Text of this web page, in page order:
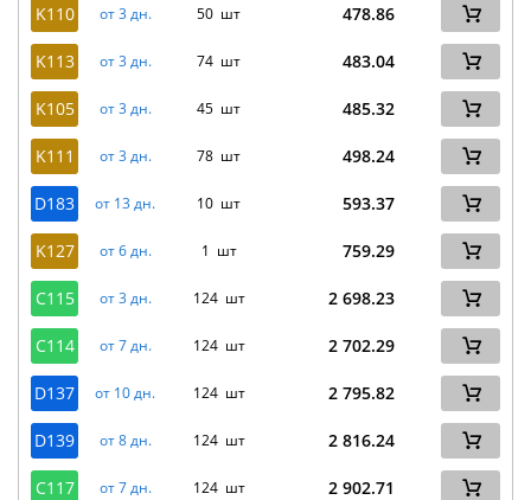
K110 от 3 дн. 50 шт 478.86
K113 от 3 дн. 74 шт 483.04
K105 от 3 дн. 45 шт 485.32
K111 от 3 дн. 78 шт 498.24
D183 от 13 дн. 10 шт 593.37
K127 от 6 дн. 1 шт 759.29
C115 от 3 дн. 124 шт 2 698.23
C114 от 7 дн. 124 шт 2 702.29
D137 от 10 дн. 124 шт 2 795.82
D139 от 8 дн. 124 шт 2 816.24
C117 от 7 дн. 124 шт 2 902.71